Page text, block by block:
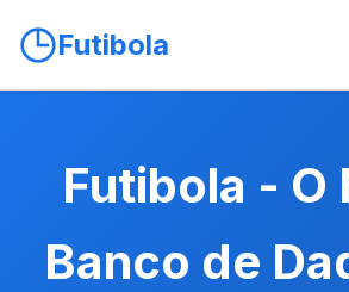
Futibola
Futibola - O
Banco de